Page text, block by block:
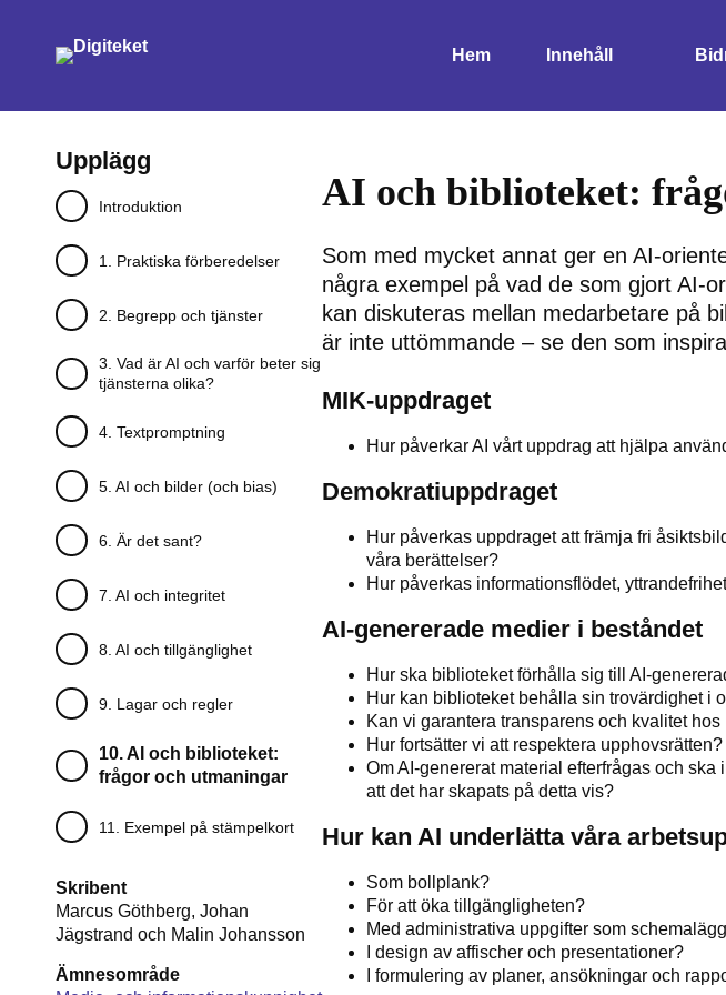
Hem Innehåll
Upplägg
Introduktion
1. Praktiska förberedelser
2. Begrepp och tjänster
3. Vad är AI och varför beter sig
tjänsterna olika?
4. Textpromptning
5. AI och bilder (och bias)
6. Är det sant?
7. AI och integritet
8. AI och tillgänglighet
9. Lagar och regler
10. AI och biblioteket:
frågor och utmaningar
11. Exempel på stämpelkort
Skribent
Marcus Göthberg, Johan
Jägstrand och Malin Johansson
Ämnesområde
AI och biblioteket:
Som med mycket annat ger en AI-
några exempel på vad de som gjort AI-
kan diskuteras mellan medarbetare på
är inte uttömmande – se den som
MIK-uppdraget
Hur påverkar AI vårt uppdrag att hjälpa
Demokratiuppdraget
Hur påverkas uppdraget att främja fri
våra berättelser?
Hur påverkas informationsflödet,
AI-genererade medier i beståndet
Hur ska biblioteket förhålla sig till AI-
Hur kan biblioteket behålla sin trovärdighet i
Kan vi garantera transparens och kvalitet
Hur fortsätter vi att respektera upphovsrätten?
Om AI-genererat material efterfrågas och
att det har skapats på detta vis?
Hur kan AI underlätta våra
Som bollplank?
För att öka tillgängligheten?
Med administrativa uppgifter som
I design av affischer och presentationer?
I formulering av planer, ansökningar och